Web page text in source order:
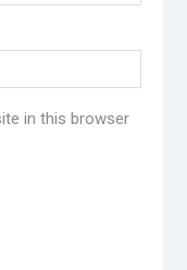
in this browser